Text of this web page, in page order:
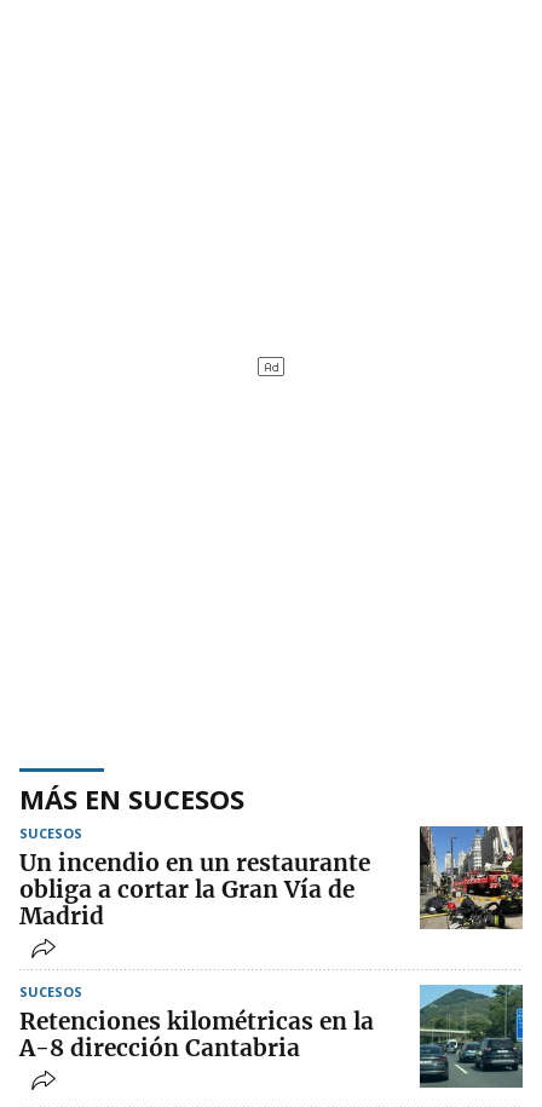
MÁS EN SUCESOS
SUCESOS
Un incendio en un restaurante
obliga a cortar la Gran Vía de
Madrid
SUCESOS
Retenciones kilométricas en la
A-8 dirección Cantabria